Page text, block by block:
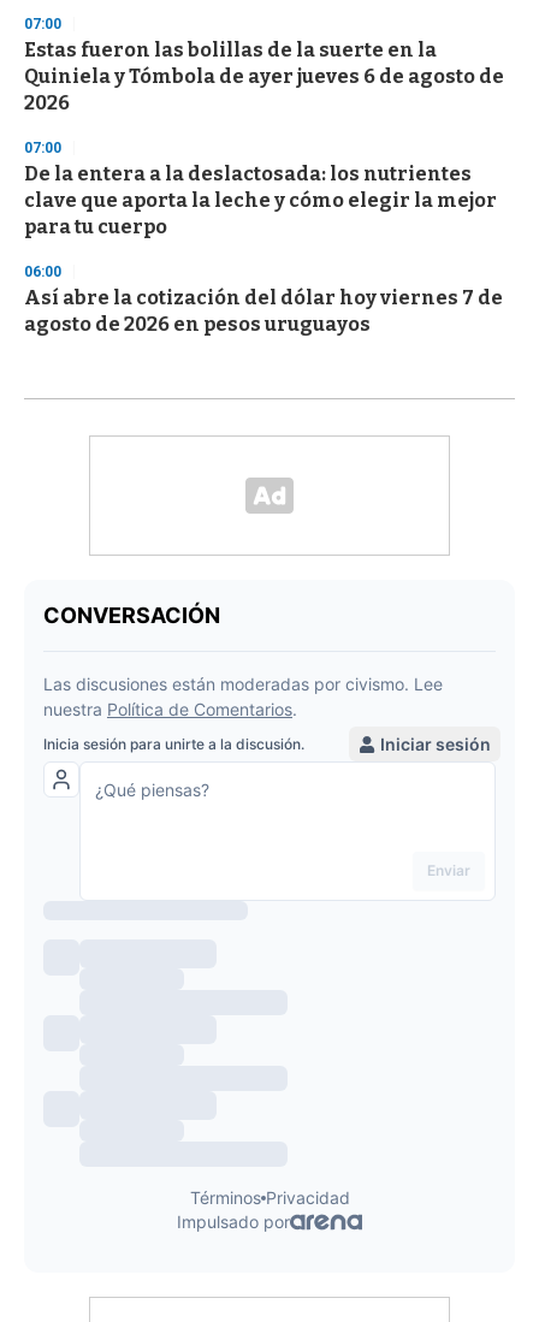
07:00
Estas fueron las bolillas de la suerte en la
Quiniela y Tómbola de ayer jueves 6 de agosto de
2026
07:00
De la entera a la deslactosada: los nutrientes
clave que aporta la leche y cómo elegir la mejor
para tu cuerpo
06:00
Así abre la cotización del dólar hoy viernes 7 de
agosto de 2026 en pesos uruguayos